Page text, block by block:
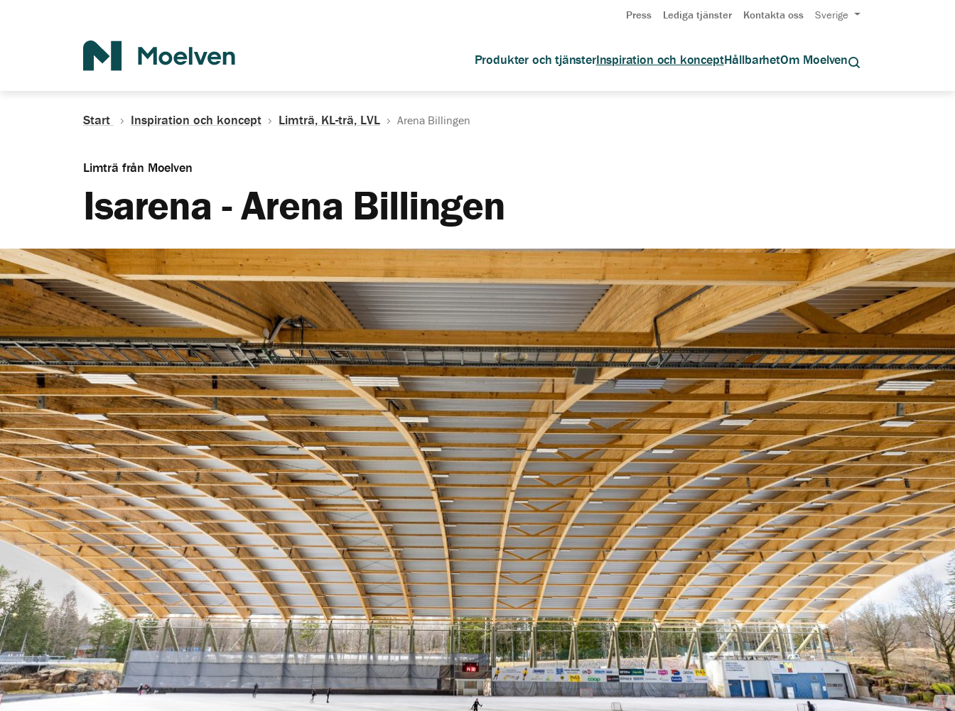
Press Lediga tjänster Kontakta oss Sverige
Produkter och tjänsterInspiration och konceptHållbarhetOm Moelven
Start Inspiration och koncept Limträ, KL-trä, LVL Arena Billingen
Limträ från Moelven
Isarena - Arena Billingen